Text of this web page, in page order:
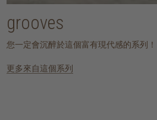
grooves
您一定會沉醉於這個富有現代感的系列！
更多來自這個系列